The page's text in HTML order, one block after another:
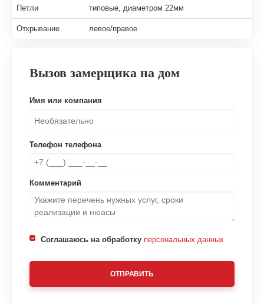
Петли типовые, диаметром 22мм
Открывание левое/правое
Вызов замерщика на дом
Имя или компания
Телефон телефона
Комментарий
Соглашаюсь на обработку персональных данных
ОТПРАВИТЬ